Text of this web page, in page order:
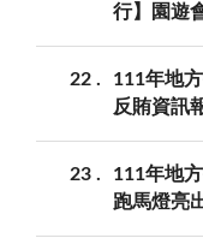
行】園遊
22
111年地
反賄資訊
23
111年地
跑馬燈亮